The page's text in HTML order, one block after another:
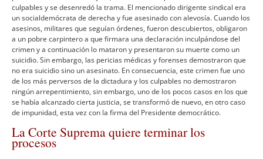
culpables y se desenredó la trama. El mencionado dirigente sindical era
un socialdemócrata de derecha y fue asesinado con alevosí­a. Cuando los
asesinos, militares que seguí­an órdenes, fueron descubiertos, obligaron
a un pobre carpintero a que firmara una declaración inculpándose del
crimen y a continuación lo mataron y presentaron su muerte como un
suicidio. Sin embargo, las pericias médicas y forenses demostraron que
no era suicidio sino un asesinato. En consecuencia, este crimen fue uno
de los más perversos de la dictadura y los culpables no demostraron
ningún arrepentimiento, sin embargo, uno de los pocos casos en los que
se habí­a alcanzado cierta justicia, se transformó de nuevo, en otro caso
de impunidad, esta vez con la firma del Presidente democrático.
La Corte Suprema quiere terminar los
procesos